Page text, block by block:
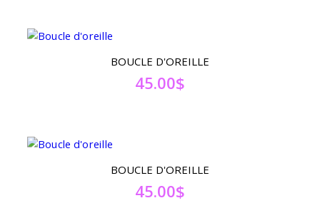
BOUCLE D'OREILLE
45.00$
BOUCLE D'OREILLE
45.00$